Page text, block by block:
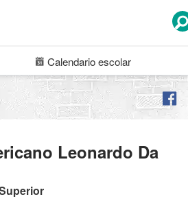
Calendarioescolar
Leonardo Da